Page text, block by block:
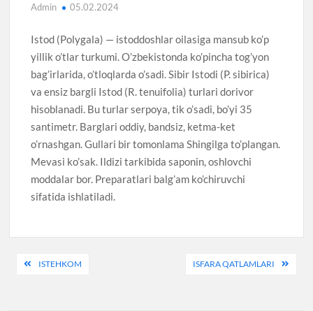
Admin 05.02.2024
Istod (Polygala) — istoddoshlar oilasiga mansub ko’p
yillik o’tlar turkumi. O’zbekistonda ko’pincha tog’yon
bag’irlarida, o’tloqlarda o’sadi. Sibir Istodi (P. sibirica)
va ensiz bargli Istod (R. tenuifolia) turlari dorivor
hisoblanadi. Bu turlar serpoya, tik o’sadi, bo’yi 35
santimetr. Barglari oddiy, bandsiz, ketma-ket
o’rnashgan. Gullari bir tomonlama Shingilga to’plangan.
Mevasi ko’sak. Ildizi tarkibida saponin, oshlovchi
moddalar bor. Preparatlari balg’am ko’chiruvchi
sifatida ishlatiladi.
PostISTEHKOM ISFARA QATLAMLARI